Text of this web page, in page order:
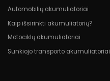
Automobilių akumuliatoriai
Kaip išsirinkti akumuliatorių?
Motociklų akumuliatoriai
Sunkiojo transporto akumuliatoriai